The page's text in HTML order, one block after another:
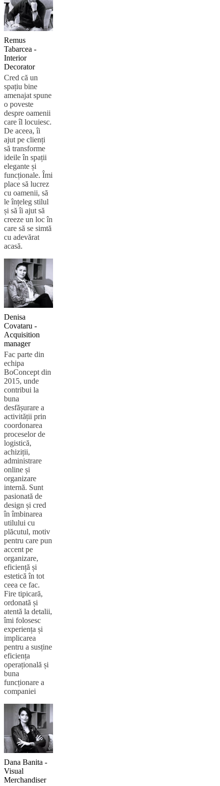
Remus
Tabarcea -
Interior
Decorator
Cred că un
spațiu bine
amenajat spune
o poveste
despre oamenii
care îl locuiesc.
De aceea, îi
ajut pe clienți
să transforme
ideile în spații
elegante și
funcționale. Îmi
place să lucrez
cu oamenii, să
le înțeleg stilul
și să îi ajut să
creeze un loc în
care să se simtă
cu adevărat
acasă.
Denisa
Covataru -
Acquisition
manager
Fac parte din
echipa
BoConcept din
2015, unde
contribui la
buna
desfășurare a
activității prin
coordonarea
proceselor de
logistică,
achiziții,
administrare
online și
organizare
internă. Sunt
pasionată de
design și cred
în îmbinarea
utilului cu
plăcutul, motiv
pentru care pun
accent pe
organizare,
eficiență și
estetică în tot
ceea ce fac.
Fire tipicară,
ordonată și
atentă la detalii,
îmi folosesc
experiența și
implicarea
pentru a susține
eficiența
operațională și
buna
funcționare a
companiei
Dana Banita -
Visual
Merchandiser